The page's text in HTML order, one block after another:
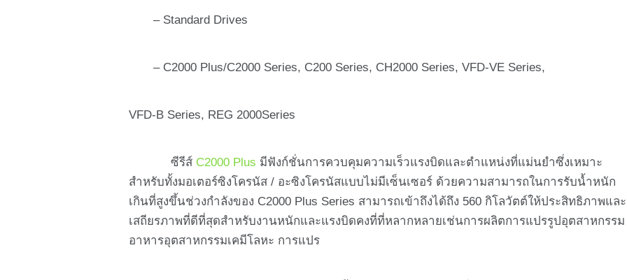
– Standard Drives
– C2000 Plus/C2000 Series, C200 Series, CH2000 Series, VFD-VE Series,
VFD-B Series, REG 2000Series
ซีรีส์ C2000 Plus มีฟังก์ชั่นการควบคุมความเร็วแรงบิดและตำแหน่งที่แม่นยำซึ่งเหมาะ
สำหรับทั้งมอเตอร์ซิงโครนัส / อะซิงโครนัสแบบไม่มีเซ็นเซอร์ ด้วยความสามารถในการรับน้ำหนัก
เกินที่สูงขึ้นช่วงกำลังของ C2000 Plus Series สามารถเข้าถึงได้ถึง 560 กิโลวัตต์ให้ประสิทธิภาพและ
เสถียรภาพที่ดีที่สุดสำหรับงานหนักและแรงบิดคงที่ที่หลากหลายเช่นการผลิตการแปรรูปอุตสาหกรรม
อาหารอุตสาหกรรมเคมีโลหะ การแปร